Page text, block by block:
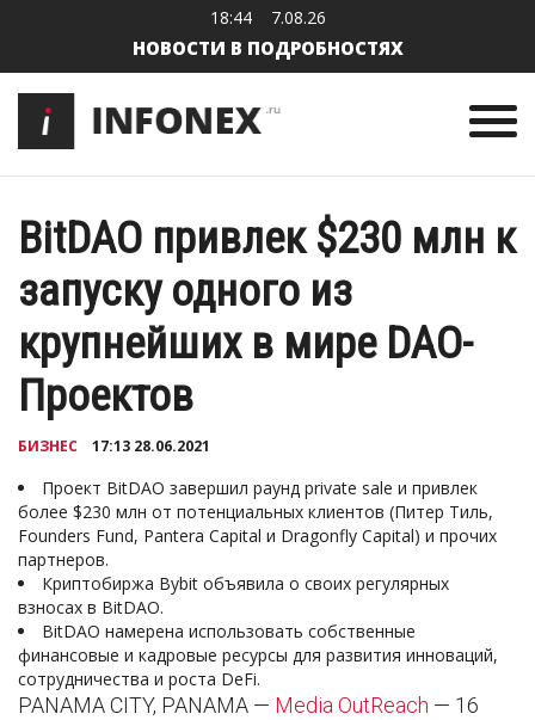
18:44 7.08.26
НОВОСТИ В ПОДРОБНОСТЯХ
BitDAO привлек $230 млн к
запуску одного из
крупнейших в мире DAO-
Проектов
БИЗНЕС 17:13 28.06.2021
Проект BitDAO завершил раунд private sale и привлек
более $230 млн от потенциальных клиентов (Питер Тиль,
Founders Fund, Pantera Capital и Dragonfly Capital) и прочих
партнеров.
Криптобиржа Bybit объявила о своих регулярных
взносах в BitDAO.
BitDAO намерена использовать собственные
финансовые и кадровые ресурсы для развития инноваций,
сотрудничества и роста DeFi.
PANAMA CITY, PANAMA — Media OutReach — 16